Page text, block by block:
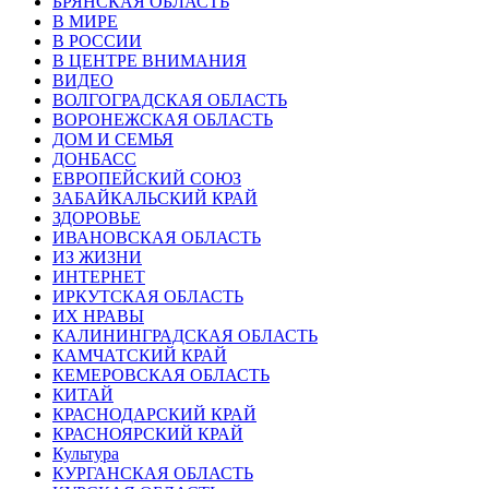
В МИРЕ
В РОССИИ
В ЦЕНТРЕ ВНИМАНИЯ
ВИДЕО
ВОЛГОГРАДСКАЯ ОБЛАСТЬ
ВОРОНЕЖСКАЯ ОБЛАСТЬ
ДОМ И СЕМЬЯ
ДОНБАСС
ЕВРОПЕЙСКИЙ СОЮЗ
ЗАБАЙКАЛЬСКИЙ КРАЙ
ЗДОРОВЬЕ
ИВАНОВСКАЯ ОБЛАСТЬ
ИЗ ЖИЗНИ
ИНТЕРНЕТ
ИРКУТСКАЯ ОБЛАСТЬ
ИХ НРАВЫ
КАЛИНИНГРАДCКАЯ ОБЛАСТЬ
КАМЧАТСКИЙ КРАЙ
КЕМЕРОВСКАЯ ОБЛАСТЬ
КИТАЙ
КРАСНОДАРСКИЙ КРАЙ
КРАСНОЯРСКИЙ КРАЙ
Культура
КУРГАНСКАЯ ОБЛАСТЬ